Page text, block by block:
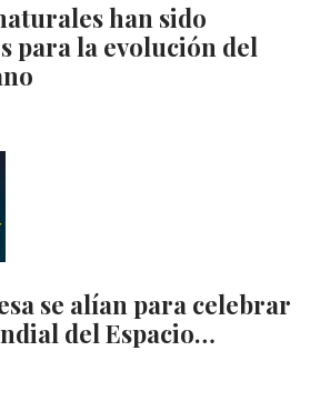
han sido
para la evolución del
se alían para celebrar
del Espacio…